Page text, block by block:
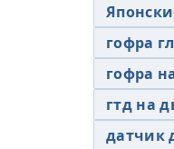
гофра
гофра
гтд на
датчик